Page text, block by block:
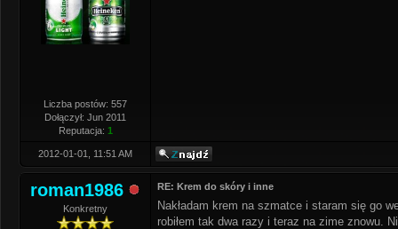
Liczba postów: 557
Dołączył: Jun 2011
Reputacja: 1
2012-01-01, 11:51 AM
roman1986
Konkretny
RE: Krem do skóry i inne
Nakładam krem na szmatce i staram się go
robiłem tak dwa razy i teraz na zime znowu.